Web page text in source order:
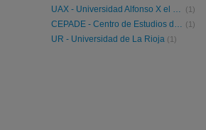
UAX - Universidad Alfonso X el Sabio (1)
CEPADE - Centro de Estudios de Postgrado de Administración de Empresas (1)
UR - Universidad de La Rioja (1)